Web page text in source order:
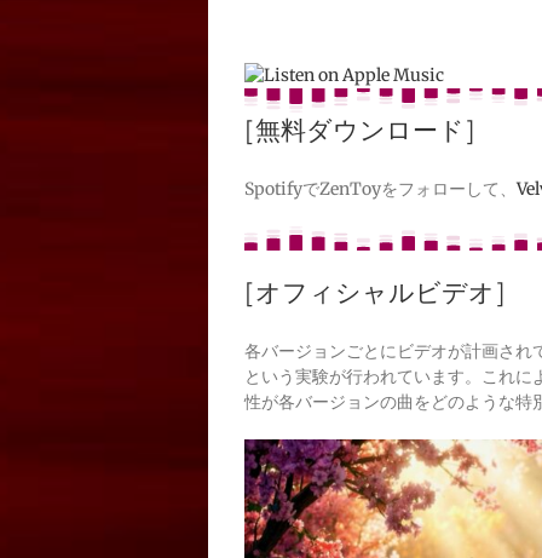
[無料ダウンロード]
SpotifyでZenToyをフォローして、
[オフィシャルビデオ]
各バージョンごとにビデオが計画さ
という実験が行われています。これ
性が各バージョンの曲をどのような